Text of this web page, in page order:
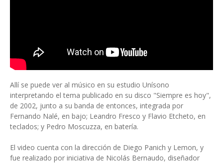
Allí se puede ver al músico en su estudio Unísono
interpretando el tema publicado en su disco "Siempre es hoy",
de 2002, junto a su banda de entonces, integrada por
Fernando Nalé, en bajo; Leandro Fresco y Flavio Etcheto, en
teclados; y Pedro Moscuzza, en batería.
El video cuenta con la dirección de Diego Panich y Lemon, y
fue realizado por iniciativa de Nicolás Bernaudo, diseñador